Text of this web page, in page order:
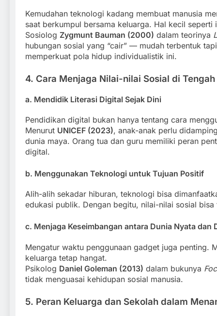
Kemudahan teknologi kadang membuat manusia
saat berkumpul bersama keluarga. Hal kecil
Sosiolog Zygmunt Bauman (2000) dalam teorinya
hubungan sosial yang “cair” — mudah terbentuk
memperkuat pola hidup individualistik ini.
4. Cara Menjaga Nilai-nilai Sosial di
a. Mendidik Literasi Digital Sejak Dini
Pendidikan digital bukan hanya tentang cara
Menurut UNICEF (2023), anak-anak perlu
dunia maya. Orang tua dan guru memiliki peran
digital.
b. Menggunakan Teknologi untuk Tujuan Positif
Alih-alih sekadar hiburan, teknologi bisa
edukasi publik. Dengan begitu, nilai-nilai sosial
c. Menjaga Keseimbangan antara Dunia Nyata dan
Mengatur waktu penggunaan gadget juga penting.
keluarga tetap hangat.
Psikolog Daniel Goleman (2013) dalam bukunya
tidak menguasai kehidupan sosial manusia.
5. Peran Keluarga dan Sekolah dalam